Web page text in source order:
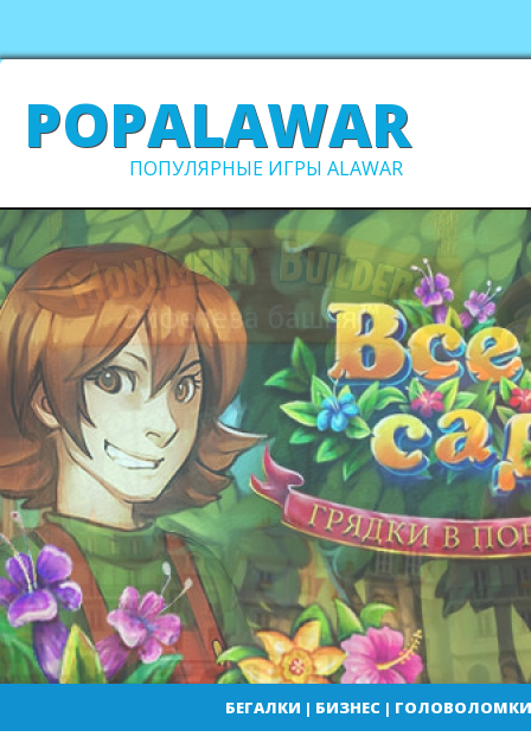
POPALAWAR
ПОПУЛЯРНЫЕ ИГРЫ ALAWAR
БЕГАЛКИ | БИЗНЕС| ГОЛОВОЛОМКИ